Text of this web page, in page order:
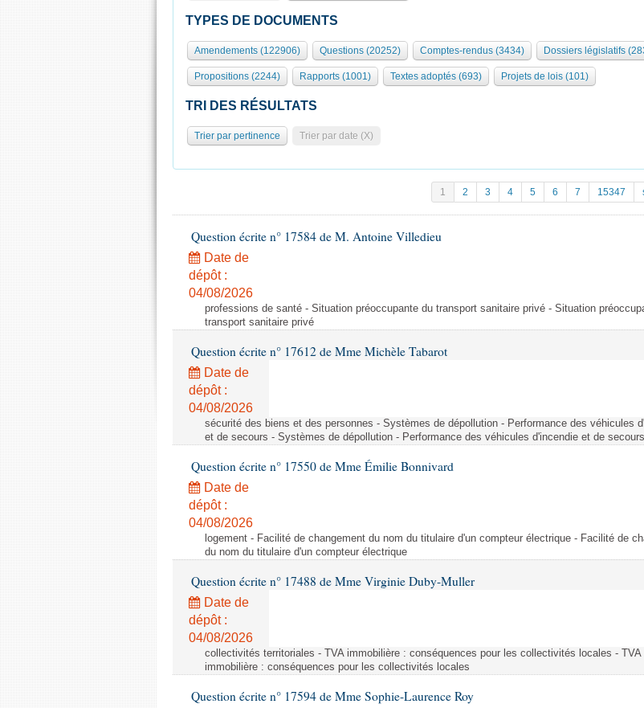
TYPES DE DOCUMENTS
Amendements (122906) Questions (20252) Comptes-rendus (3434) Dossiers législatifs
Propositions (2244) Rapports (1001) Textes adoptés (693) Projets de lois (101)
TRI DES RÉSULTATS
Trier par pertinence Trier par date (X)
1 2 3 4 5 6 7 15347
Question écrite n° 17584 de M. Antoine Villedieu
Date de
dépôt :
04/08/2026
professions de santé - Situation préoccupante du transport sanitaire privé - Situation
transport sanitaire privé
Question écrite n° 17612 de Mme Michèle Tabarot
Date de
dépôt :
04/08/2026
sécurité des biens et des personnes - Systèmes de dépollution - Performance des véhicules
et de secours - Systèmes de dépollution - Performance des véhicules d'incendie et de secours
Question écrite n° 17550 de Mme Émilie Bonnivard
Date de
dépôt :
04/08/2026
logement - Facilité de changement du nom du titulaire d'un compteur électrique - Facilité de
du nom du titulaire d'un compteur électrique
Question écrite n° 17488 de Mme Virginie Duby-Muller
Date de
dépôt :
04/08/2026
collectivités territoriales - TVA immobilière : conséquences pour les collectivités locales - TVA
immobilière : conséquences pour les collectivités locales
Question écrite n° 17594 de Mme Sophie-Laurence Roy